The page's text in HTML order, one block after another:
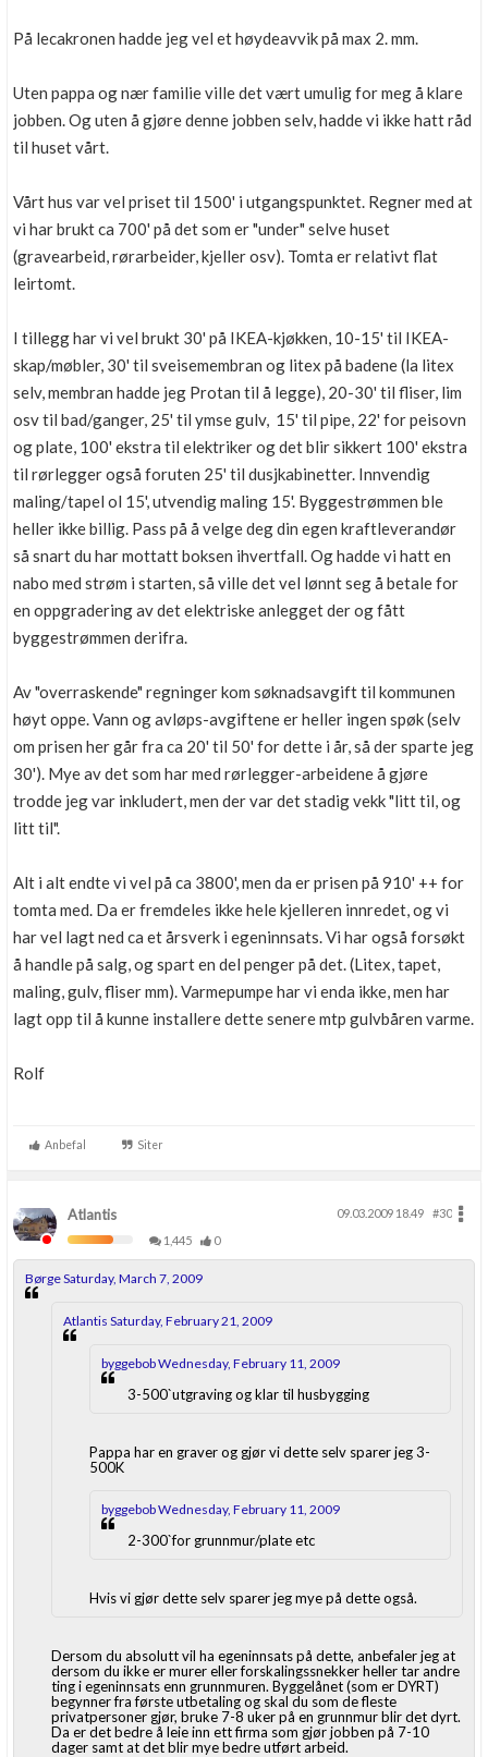
På lecakronen hadde jeg vel et høydeavvik på max 2. mm.
Uten pappa og nær familie ville det vært umulig for meg å klare
jobben. Og uten å gjøre denne jobben selv, hadde vi ikke hatt råd
til huset vårt.
Vårt hus var vel priset til 1500' i utgangspunktet. Regner med at
vi har brukt ca 700' på det som er "under" selve huset
(gravearbeid, rørarbeider, kjeller osv). Tomta er relativt flat
leirtomt.
I tillegg har vi vel brukt 30' på IKEA-kjøkken, 10-15' til IKEA-
skap/møbler, 30' til sveisemembran og litex på badene (la litex
selv, membran hadde jeg Protan til å legge), 20-30' til fliser, lim
osv til bad/ganger, 25' til ymse gulv, 15' til pipe, 22' for peisovn
og plate, 100' ekstra til elektriker og det blir sikkert 100' ekstra
til rørlegger også foruten 25' til dusjkabinetter. Innvendig
maling/tapel ol 15', utvendig maling 15'. Byggestrømmen ble
heller ikke billig. Pass på å velge deg din egen kraftleverandør
så snart du har mottatt boksen ihvertfall. Og hadde vi hatt en
nabo med strøm i starten, så ville det vel lønnt seg å betale for
en oppgradering av det elektriske anlegget der og fått
byggestrømmen derifra.
Av "overraskende" regninger kom søknadsavgift til kommunen
høyt oppe. Vann og avløps-avgiftene er heller ingen spøk (selv
om prisen her går fra ca 20' til 50' for dette i år, så der sparte jeg
30'). Mye av det som har med rørlegger-arbeidene å gjøre
trodde jeg var inkludert, men der var det stadig vekk "litt til, og
litt til".
Alt i alt endte vi vel på ca 3800', men da er prisen på 910' ++ for
tomta med. Da er fremdeles ikke hele kjelleren innredet, og vi
har vel lagt ned ca et årsverk i egeninnsats. Vi har også forsøkt
å handle på salg, og spart en del penger på det. (Litex, tapet,
maling, gulv, fliser mm). Varmepumpe har vi enda ikke, men har
lagt opp til å kunne installere dette senere mtp gulvbåren varme.
Rolf
Anbefal Siter
Atlantis 09.03.2009 18.49
#30
1,445
0
Børge Saturday, March 7, 2009
Atlantis Saturday, February 21, 2009
byggebob Wednesday, February 11, 2009
3-500`utgraving og klar til husbygging
Pappa har en graver og gjør vi dette selv sparer jeg 3-
500K
byggebob Wednesday, February 11, 2009
2-300`for grunnmur/plate etc
Hvis vi gjør dette selv sparer jeg mye på dette også.
Dersom du absolutt vil ha egeninnsats på dette, anbefaler jeg at
dersom du ikke er murer eller forskalingssnekker heller tar andre
ting i egeninnsats enn grunnmuren. Byggelånet (som er DYRT)
begynner fra første utbetaling og skal du som de fleste
privatpersoner gjør, bruke 7-8 uker på en grunnmur blir det dyrt.
Da er det bedre å leie inn ett firma som gjør jobben på 7-10
dager samt at det blir mye bedre utført arbeid.